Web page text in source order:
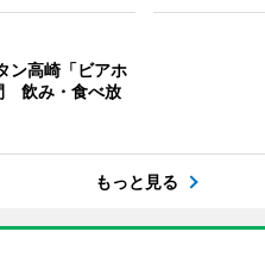
ン高崎「ビアホ
飲み・食べ放
もっと見る